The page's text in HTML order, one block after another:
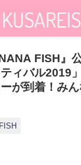
FISH』
ィバル2019
が到着！み